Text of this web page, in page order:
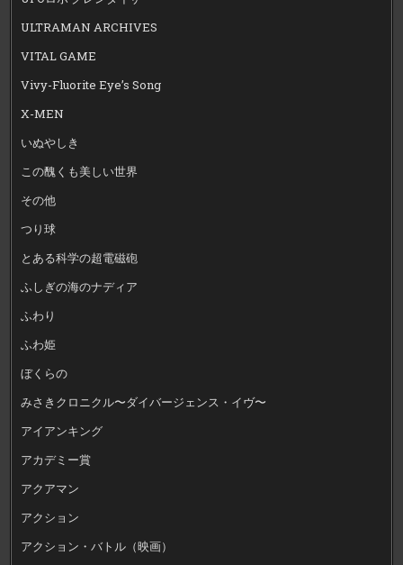
ULTRAMAN ARCHIVES
VITAL GAME
Vivy-Fluorite Eye’s Song
X-MEN
いぬやしき
この醜くも美しい世界
その他
つり球
とある科学の超電磁砲
ふしぎの海のナディア
ふわり
ふわ姫
ぼくらの
みさきクロニクル〜ダイバージェンス・イヴ〜
アイアンキング
アカデミー賞
アクアマン
アクション
アクション・バトル（映画）